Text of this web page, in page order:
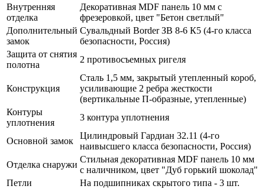
Внутренняя
отделка
Декоративная MDF панель 10 мм с
фрезеровкой, цвет "Бетон светлый"
Дополнительный
замок
Сувальдный Border ЗВ 8-6 К5 (4-го класса
безопасности, Россия)
Защита от снятия
полотна
2 противосъемных ригеля
Конструкция
Сталь 1,5 мм, закрытый утепленный короб,
усиливающие 2 ребра жесткости
(вертикальные П-образные, утепленные)
Контуры
уплотнения
3 контура уплотнения
Основной замок
Цилиндровый Гардиан 32.11 (4-го
наивысшего класса безопасности, Россия)
Отделка снаружи
Стильная декоративная MDF панель 10 мм
с наличником, цвет "Дуб горький шоколад"
Петли
На подшипниках скрытого типа - 3 шт.